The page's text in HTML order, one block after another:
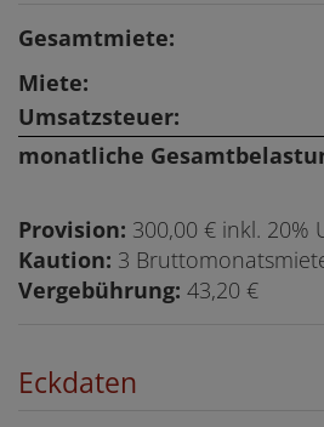
Gesamtmiete:
Miete:
Umsatzsteuer:
monatliche
Provision: 300,00 € inkl. 20%
Kaution: 3
Vergebührung: 43,20 €
Eckdaten